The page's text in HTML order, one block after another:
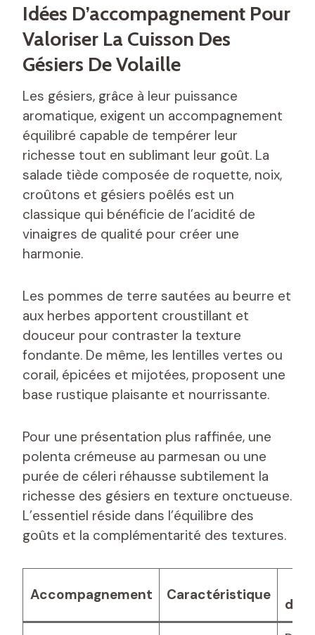
Idées D’accompagnement Pour
Valoriser La Cuisson Des
Gésiers De Volaille
Les gésiers, grâce à leur puissance
aromatique, exigent un accompagnement
équilibré capable de tempérer leur
richesse tout en sublimant leur goût. La
salade tiède composée de roquette, noix,
croûtons et gésiers poêlés est un
classique qui bénéficie de l’acidité de
vinaigres de qualité pour créer une
harmonie.
Les pommes de terre sautées au beurre et
aux herbes apportent croustillant et
douceur pour contraster la texture
fondante. De même, les lentilles vertes ou
corail, épicées et mijotées, proposent une
base rustique plaisante et nourrissante.
Pour une présentation plus raffinée, une
polenta crémeuse au parmesan ou une
purée de céleri réhausse subtilement la
richesse des gésiers en texture onctueuse.
L’essentiel réside dans l’équilibre des
goûts et la complémentarité des textures.
Accompagnement Caractéristique